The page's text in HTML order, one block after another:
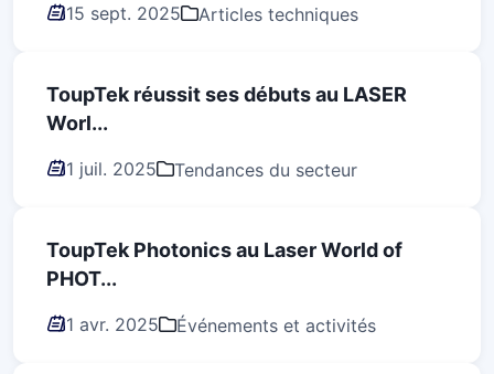
15 sept. 2025 Articles techniques
ToupTek réussit ses débuts au LASER
Worl...
1 juil. 2025 Tendances du secteur
ToupTek Photonics au Laser World of
PHOT...
1 avr. 2025 Événements et activités